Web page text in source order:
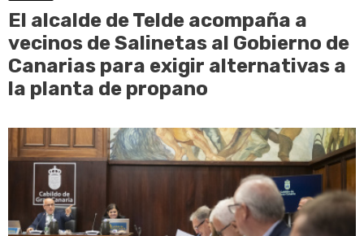
El alcalde de Telde acompaña a
vecinos de Salinetas al Gobierno de
Canarias para exigir alternativas a
la planta de propano